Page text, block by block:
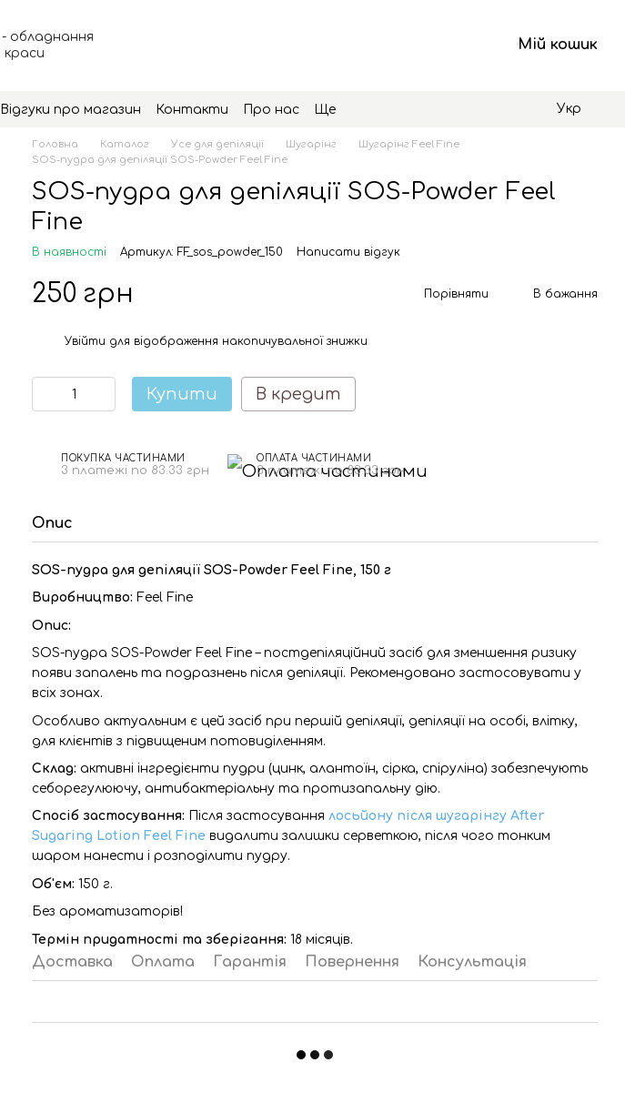
Мій кошик
Відгуки про магазин Контакти Про нас Ще Укр
Головна Каталог Усе для депіляції Шугарінг
Шугарінг Feel Fine
SOS-пудра для депіляції SOS-Powder Feel Fine
SOS-пудра для депіляції SOS-Powder Feel
Fine
В наявності Артикул: FF_sos_powder_150 Написати відгук
250 грн Порівняти В бажання
Увійти для відображення накопичувальної знижки
Купити В кредит
ПОКУПКА ЧАСТИНАМИ
3 платежі по 83.33 грн
ОПЛАТА ЧАСТИНАМИ
3 платежі по 83.33 грн
Опис
SOS-пудра для депіляції SOS-Powder Feel Fine, 150 г
Виробництво: Feel Fine
Опис:
SOS-пудра SOS-Powder Feel Fine – постдепіляційний засіб для зменшення ризику
появи запалень та подразнень після депіляції. Рекомендовано застосовувати у
всіх зонах.
Особливо актуальним є цей засіб при першій депіляції, депіляції на особі, влітку,
для клієнтів з підвищеним потовиділенням.
Склад: активні інгредієнти пудри (цинк, алантоїн, сірка, спіруліна) забезпечують
себорегулюючу, антибактеріальну та протизапальну дію.
Спосіб застосування: Після застосування лосьйону після шугарінгу After
Sugaring Lotion Feel Fine видалити залишки серветкою, після чого тонким
шаром нанести і розподілити пудру.
Об'єм: 150 г.
Без ароматизаторів!
Термін придатності та зберігання: 18 місяців.
Доставка Оплата Гарантія Повернення Консультація